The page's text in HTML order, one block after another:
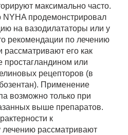
максимально часто.
NYHA продемонстрировал
на вазодилататоры или у
рекомендации по лечению
рассматривают его как
простагландином или
рецепторов (в
Применение
возможно только при
выше препаратов.
к
рассматривают